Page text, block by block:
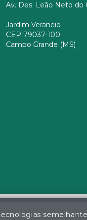
Av. Des. Leão Neto do
Jardim Veraneio
CEP 79037-100
Campo Grande (MS)